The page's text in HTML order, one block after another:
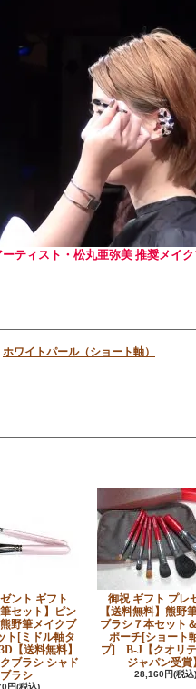
ーティスト・松丸亜弥美 推奨メイ
ホワイトパール（ショート軸）
ント ギフト
筆セット】ピン
野筆メイクブ
ト[ミドル軸タ
【送料無料】
ブラシ シャド
ラシ
円(税込)
御祝 ギフト プレ
【送料無料】熊野
ブラシ７本セット
ポーチ[ショート
プ] B-J【クオリ
ジャパン受賞
28,160円(税込)